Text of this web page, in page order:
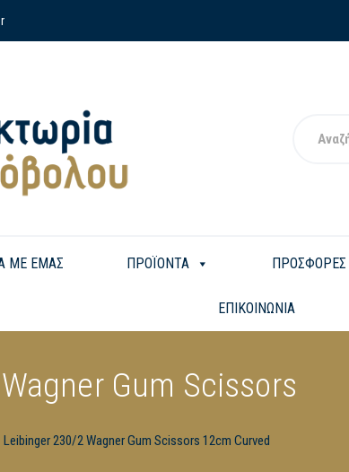
ΜΕ ΕΜΑΣ ΠΡΟΪΟΝΤΑ ΠΡΟΣΦΟΡΕΣ
ΕΠΙΚΟΙΝΩΝΙΑ
Gum Scissors
Leibinger 230/2 Wagner Gum Scissors 12cm Curved